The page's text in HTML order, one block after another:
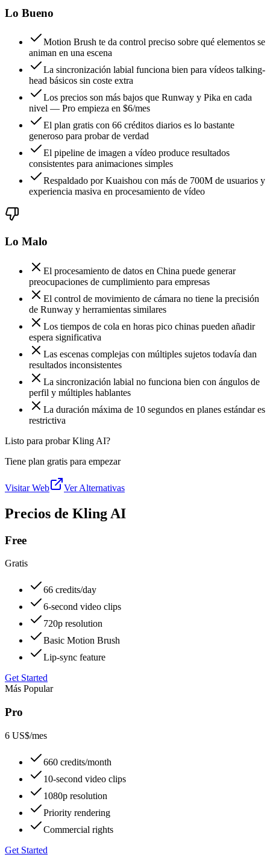
Lo Bueno
Motion Brush te da control preciso sobre qué elementos se
animan en una escena
La sincronización labial funciona bien para vídeos talking-
head básicos sin coste extra
Los precios son más bajos que Runway y Pika en cada
nivel — Pro empieza en $6/mes
El plan gratis con 66 créditos diarios es lo bastante
generoso para probar de verdad
El pipeline de imagen a vídeo produce resultados
consistentes para animaciones simples
Respaldado por Kuaishou con más de 700M de usuarios y
experiencia masiva en procesamiento de vídeo
Lo Malo
El procesamiento de datos en China puede generar
preocupaciones de cumplimiento para empresas
El control de movimiento de cámara no tiene la precisión
de Runway y herramientas similares
Los tiempos de cola en horas pico chinas pueden añadir
espera significativa
Las escenas complejas con múltiples sujetos todavía dan
resultados inconsistentes
La sincronización labial no funciona bien con ángulos de
perfil y múltiples hablantes
La duración máxima de 10 segundos en planes estándar es
restrictiva
Listo para probar Kling AI?
Tiene plan gratis para empezar
Visitar Web Ver Alternativas
Precios de Kling AI
Free
Gratis
66 credits/day
6-second video clips
720p resolution
Basic Motion Brush
Lip-sync feature
Get Started
Más Popular
Pro
6 US$/mes
660 credits/month
10-second video clips
1080p resolution
Priority rendering
Commercial rights
Get Started